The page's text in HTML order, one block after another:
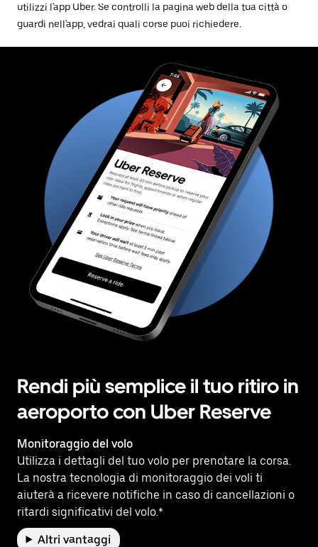
utilizzi l'app Uber. Se controlli la pagina web della tua città o
guardi nell'app, vedrai quali corse puoi richiedere.
Rendi più semplice il tuo ritiro in
aeroporto con Uber Reserve
Monitoraggio del volo
Utilizza i dettagli del tuo volo per prenotare la corsa.
La nostra tecnologia di monitoraggio dei voli ti
aiuterà a ricevere notifiche in caso di cancellazioni o
ritardi significativi del volo.*
Altri vantaggi